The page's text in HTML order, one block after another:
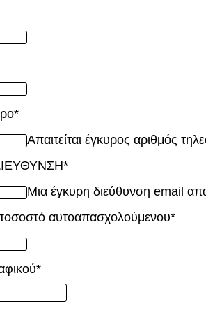
*
Απαιτείται έγκυρος αριθμός
*
Μια έγκυρη διεύθυνση email
αυτοαπασχολούμενου*
*